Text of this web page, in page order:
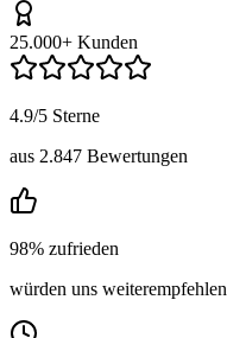
25.000+ Kunden
4.9/5 Sterne
aus 2.847 Bewertungen
98% zufrieden
würden uns weiterempfehlen